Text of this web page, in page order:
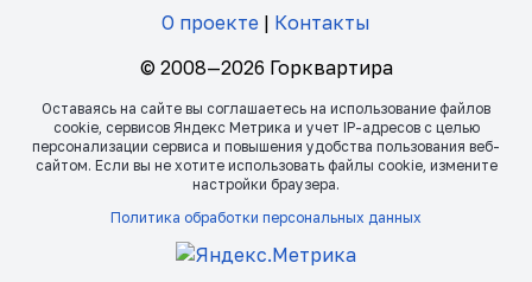
О проекте | Контакты
© 2008—2026 Горквартира
Оставаясь на сайте вы соглашаетесь на использование файлов
сookie, сервисов Яндекс Метрика и учет IP-адресов с целью
персонализации сервиса и повышения удобства пользования веб-
сайтом. Если вы не хотите использовать файлы сookie, измените
настройки браузера.
Политика обработки персональных данных